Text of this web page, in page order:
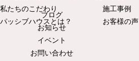
ブログ
お知らせ
イベント
お問い合わせ
私たちのこだわり
パッシブハウスとは？
施⼯事例
お客様の声